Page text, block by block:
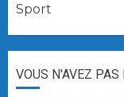
Sport
VOUS N'AVEZ PAS